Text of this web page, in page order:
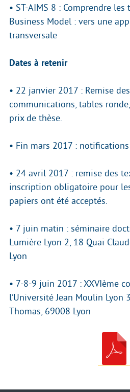
• ST-AIMS 8 : Comprendre
Business Model : vers une
transversale
Dates à retenir
• 22 janvier 2017 : Remise
communications, tables
prix de thèse.
• Fin mars 2017 : notifications
• 24 avril 2017 : remise des
inscription obligatoire pour
papiers ont été acceptés.
• 7 juin matin : séminaire
Lumière Lyon 2, 18 Quai
Lyon
• 7-8-9 juin 2017 : XXVIème
l’Université Jean Moulin Lyon
Thomas, 69008 Lyon